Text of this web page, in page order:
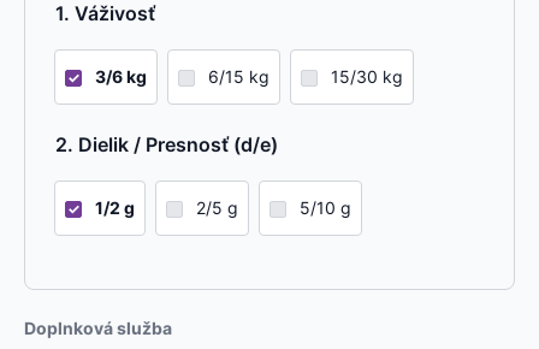
Váživosť
3/6 kg 6/15 kg 15/30 kg
Dielik / Presnosť (d/e)
1/2 g 2/5 g 5/10 g
Doplnková služba